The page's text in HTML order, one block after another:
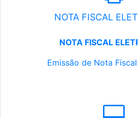
NOTA FISCAL
NOTA FISCAL
Emissão de Nota